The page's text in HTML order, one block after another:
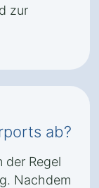
zur
ab?
der Regel
Nachdem